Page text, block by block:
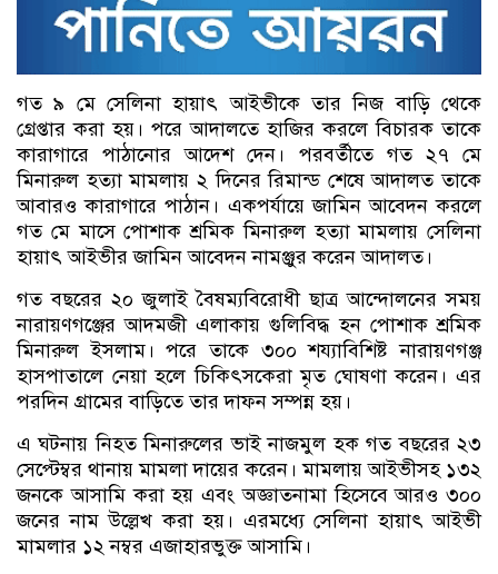
গত ৯ মে সেলিনা হায়াৎ আইভীকে তার নিজ বাড়ি থেকে
গ্রেপ্তার করা হয়। পরে আদালতে হাজির করলে বিচারক তাকে
কারাগারে পাঠানোর আদেশ দেন। পরবর্তীতে গত ২৭ মে
মিনারুল হত্যা মামলায় ২ দিনের রিমান্ড শেষে আদালত তাকে
আবারও কারাগারে পাঠান। একপর্যায়ে জামিন আবেদন করলে
গত মে মাসে পোশাক শ্রমিক মিনারুল হত্যা মামলায় সেলিনা
হায়াৎ আইভীর জামিন আবেদন নামঞ্জুর করেন আদালত।
গত বছরের ২০ জুলাই বৈষম্যবিরোধী ছাত্র আন্দোলনের সময়
নারায়ণগঞ্জের আদমজী এলাকায় গুলিবিদ্ধ হন পোশাক শ্রমিক
মিনারুল ইসলাম। পরে তাকে ৩০০ শয্যাবিশিষ্ট নারায়ণগঞ্জ
হাসপাতালে নেয়া হলে চিকিৎসকেরা মৃত ঘোষণা করেন। এর
পরদিন গ্রামের বাড়িতে তার দাফন সম্পন্ন হয়।
এ ঘটনায় নিহত মিনারুলের ভাই নাজমুল হক গত বছরের ২৩
সেপ্টেম্বর থানায় মামলা দায়ের করেন। মামলায় আইভীসহ ১৩২
জনকে আসামি করা হয় এবং অজ্ঞাতনামা হিসেবে আরও ৩০০
জনের নাম উল্লেখ করা হয়। এরমধ্যে সেলিনা হায়াৎ আইভী
মামলার ১২ নম্বর এজাহারভুক্ত আসামি।